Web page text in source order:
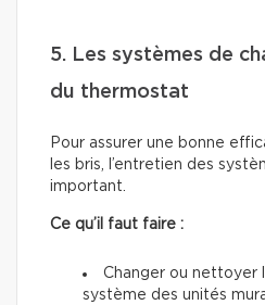
5. Les systèmes de
du thermostat
Pour assurer une bonne
les bris, l’entretien des
important.
Ce qu’il faut faire :
Changer ou nettoyer
système des unités